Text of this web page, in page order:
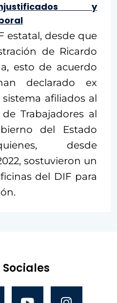
y
estatal, desde que
de Ricardo
esto de acuerdo
declarado ex
afiliados al
Trabajadores al
del Estado
desde
sostuvieron un
del DIF para
Sociales